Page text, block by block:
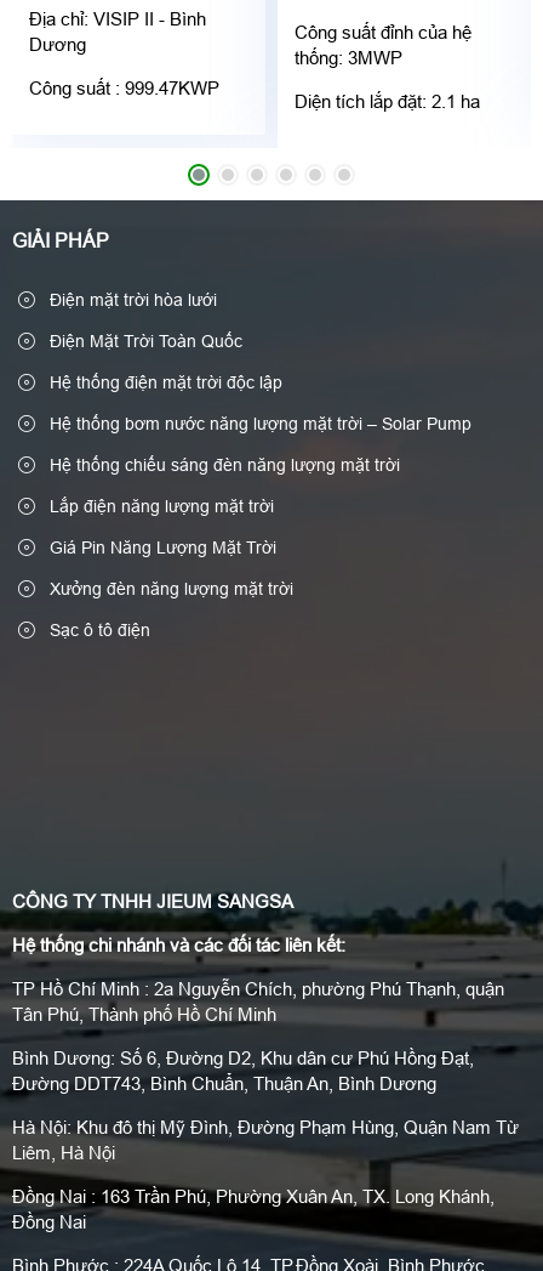
Địa chỉ: VISIP II - Bình
Dương
Công suất : 999.47KWP
Công suất đỉnh của hệ
thống: 3MWP
Diện tích lắp đặt: 2.1 ha
CÔNG TY TNHH JIEUM SANGSA
Hệ thống chi nhánh và các đối tác liên kết:
TP Hồ Chí Minh : 2a Nguyễn Chích, phường Phú Thạnh, quận
Tân Phú, Thành phố Hồ Chí Minh
Bình Dương: Số 6, Đường D2, Khu dân cư Phú Hồng Đạt,
Đường DDT743, Bình Chuẩn, Thuận An, Bình Dương
Hà Nội: Khu đô thị Mỹ Đình, Đường Phạm Hùng, Quận Nam Từ
Liêm, Hà Nội
Đồng Nai : 163 Trần Phú, Phường Xuân An, TX. Long Khánh,
Đồng Nai
Bình Phước : 224A Quốc Lộ 14, TP.Đồng Xoài, Bình Phước
GIẢI PHÁP
Điện mặt trời hòa lưới
Điện Mặt Trời Toàn Quốc
Hệ thống điện mặt trời độc lập
Hệ thống bơm nước năng lượng mặt trời – Solar Pump
Hệ thống chiếu sáng đèn năng lượng mặt trời
Lắp điện năng lượng mặt trời
Giá Pin Năng Lượng Mặt Trời
Xưởng đèn năng lượng mặt trời
Sạc ô tô điện